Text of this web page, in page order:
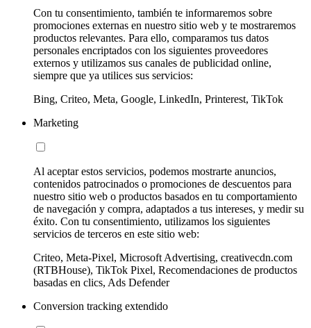
Con tu consentimiento, también te informaremos sobre
promociones externas en nuestro sitio web y te mostraremos
productos relevantes. Para ello, comparamos tus datos
personales encriptados con los siguientes proveedores
externos y utilizamos sus canales de publicidad online,
siempre que ya utilices sus servicios:
Bing, Criteo, Meta, Google, LinkedIn, Printerest, TikTok
Marketing
Al aceptar estos servicios, podemos mostrarte anuncios,
contenidos patrocinados o promociones de descuentos para
nuestro sitio web o productos basados en tu comportamiento
de navegación y compra, adaptados a tus intereses, y medir su
éxito. Con tu consentimiento, utilizamos los siguientes
servicios de terceros en este sitio web:
Criteo, Meta-Pixel, Microsoft Advertising, creativecdn.com
(RTBHouse), TikTok Pixel, Recomendaciones de productos
basadas en clics, Ads Defender
Conversion tracking extendido